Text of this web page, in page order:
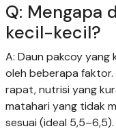
Q: Mengapa
kecil-kecil?
A: Daun pakcoy yang
oleh beberapa faktor.
rapat, nutrisi yang
matahari yang tidak
sesuai (ideal 5,5–6,5).